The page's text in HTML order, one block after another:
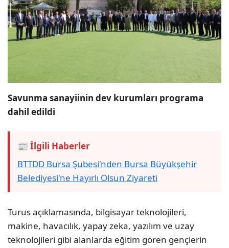
Savunma sanayiinin dev kurumları programa
dahil edildi
📰 İlgili Haberler
BTTDD Bursa Şubesi'nden Bursa Büyükşehir
Belediyesi'ne Hayırlı Olsun Ziyareti
Turus açıklamasında, bilgisayar teknolojileri,
makine, havacılık, yapay zeka, yazılım ve uzay
teknolojileri gibi alanlarda eğitim gören gençlerin